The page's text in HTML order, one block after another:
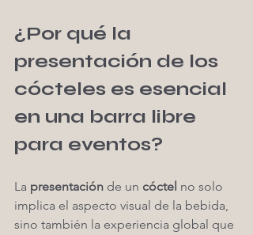
¿Por qué la
presentación de los
cócteles es esencial
en una barra libre
para eventos?
La presentación de un cóctel no solo
implica el aspecto visual de la bebida,
sino también la experiencia global que